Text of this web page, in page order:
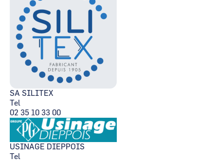
SA SILITEX
Tel
02 35 10 33 00
USINAGE DIEPPOIS
Tel